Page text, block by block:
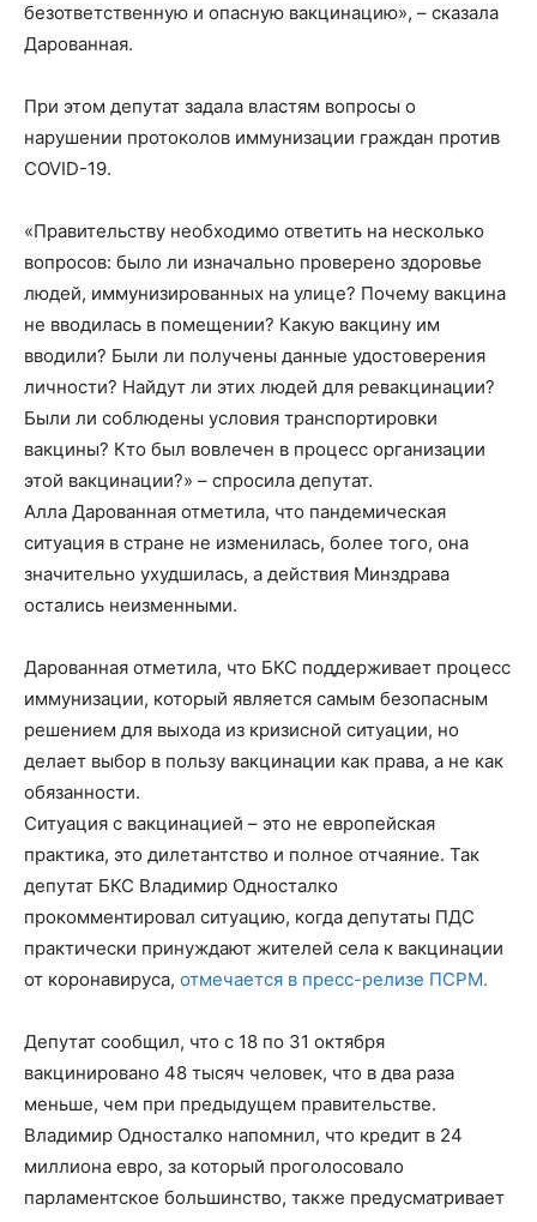
безответственную и опасную вакцинацию», – сказала
Дарованная.
При этом депутат задала властям вопросы о
нарушении протоколов иммунизации граждан против
COVID-19.
«Правительству необходимо ответить на несколько
вопросов: было ли изначально проверено здоровье
людей, иммунизированных на улице? Почему вакцина
не вводилась в помещении? Какую вакцину им
вводили? Были ли получены данные удостоверения
личности? Найдут ли этих людей для ревакцинации?
Были ли соблюдены условия транспортировки
вакцины? Кто был вовлечен в процесс организации
этой вакцинации?» – спросила депутат.
Алла Дарованная отметила, что пандемическая
ситуация в стране не изменилась, более того, она
значительно ухудшилась, а действия Минздрава
остались неизменными.
Дарованная отметила, что БКС поддерживает процесс
иммунизации, который является самым безопасным
решением для выхода из кризисной ситуации, но
делает выбор в пользу вакцинации как права, а не как
обязанности.
Ситуация с вакцинацией – это не европейская
практика, это дилетантство и полное отчаяние. Так
депутат БКС Владимир Односталко
прокомментировал ситуацию, когда депутаты ПДС
практически принуждают жителей села к вакцинации
от коронавируса, отмечается в пресс-релизе ПСРМ.
Депутат сообщил, что с 18 по 31 октября
вакцинировано 48 тысяч человек, что в два раза
меньше, чем при предыдущем правительстве.
Владимир Односталко напомнил, что кредит в 24
миллиона евро, за который проголосовало
парламентское большинство, также предусматривает